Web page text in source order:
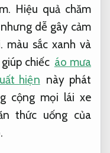
Hiệu quả chăm
dễ gây cảm
màu sắc xanh và
chiếc áo mưa
hiện này phát
cộng mọi lái xe
thức uống của